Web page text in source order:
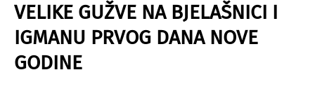
VELIKE GUŽVE NA BJELAŠNICI I
IGMANU PRVOG DANA NOVE
GODINE